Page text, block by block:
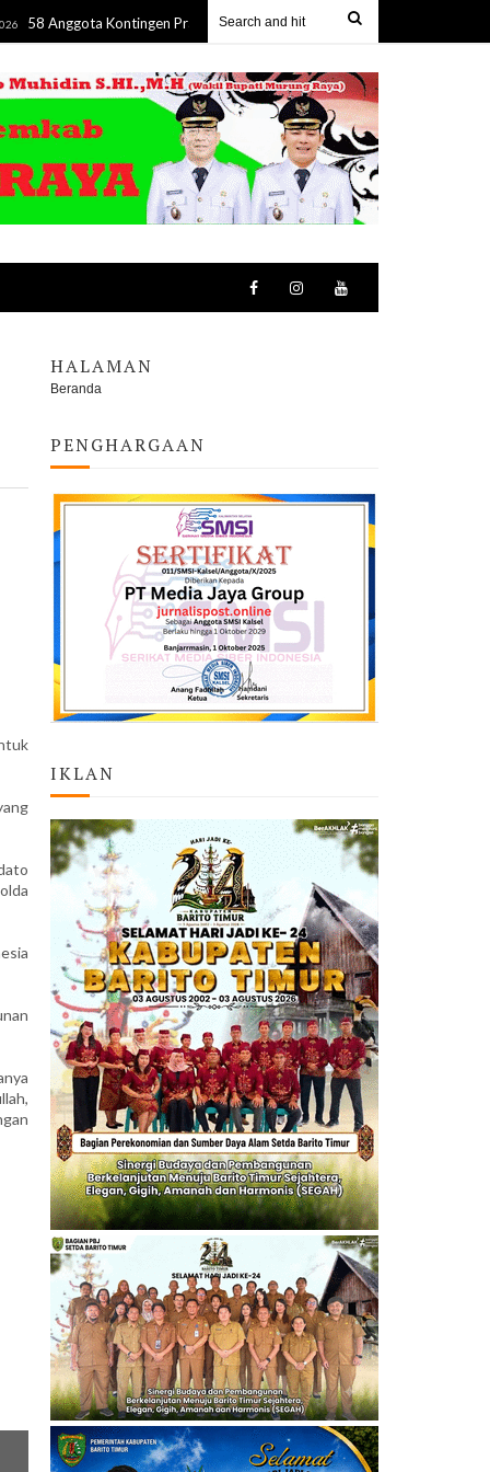
Kontingen Pramuka Barito Utara Diberangkatkan ke Jamnas XII 2026
HALAMAN
Beranda
PENGHARGAAN
IKLAN